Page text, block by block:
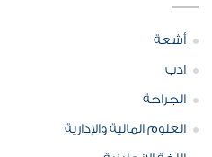
أشعة
ادب
الجراحة
العلوم المالية والإدارية